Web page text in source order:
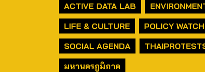
ACTIVE DATA LAB
LIFE & CULTURE
POLICY WATCH
SOCIAL AGENDA
มหานครภูมิภาค